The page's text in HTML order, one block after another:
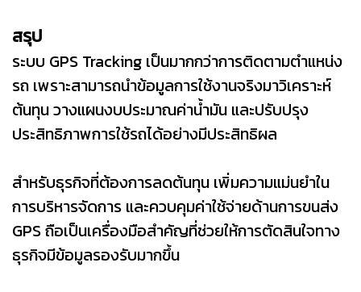
สรุป
ระบบ GPS Tracking เป็นมากกว่าการติดตามตำแหน่ง
รถ เพราะสามารถนำข้อมูลการใช้งานจริงมาวิเคราะห์
ต้นทุน วางแผนงบประมาณค่าน้ำมัน และปรับปรุง
ประสิทธิภาพการใช้รถได้อย่างมีประสิทธิผล
สำหรับธุรกิจที่ต้องการลดต้นทุน เพิ่มความแม่นยำใน
การบริหารจัดการ และควบคุมค่าใช้จ่ายด้านการขนส่ง
GPS ถือเป็นเครื่องมือสำคัญที่ช่วยให้การตัดสินใจทาง
ธุรกิจมีข้อมูลรองรับมากขึ้น